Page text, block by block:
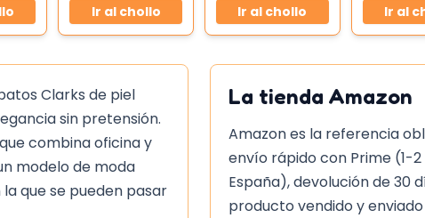
Ir al chollo Ir al chollo Ir al
Clarks de piel
sin pretensión.
combina oficina y
modelo de moda
que se pueden pasar
La tienda Amazon
Amazon es la referencia
envío rápido con Prime (1-
España), devolución de 30
producto vendido y